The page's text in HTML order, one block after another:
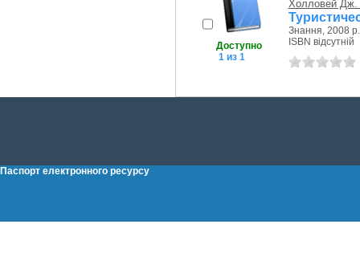
Доступно
1 из 1
Холловей Дж.
Знання, 2008 р.
ISBN відсутній
Паспорт електронного ресурсу